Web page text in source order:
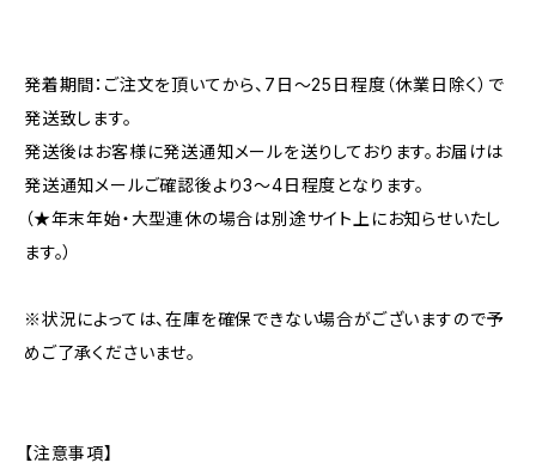
発着期間：ご注文を頂いてから、7日〜25日程度（休業日除く）で
発送致します。
発送後はお客様に発送通知メールを送りしております。お届けは
発送通知メールご確認後より3〜4日程度となります。
（★年末年始・大型連休の場合は別途サイト上にお知らせいたし
ます。）
※状況によっては、在庫を確保できない場合がございますので予
めご了承くださいませ。
【注意事項】